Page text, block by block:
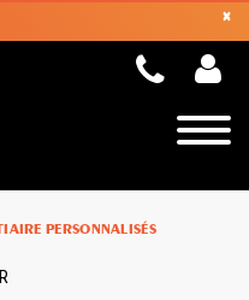
×
Toggle
PERSONNALISÉS